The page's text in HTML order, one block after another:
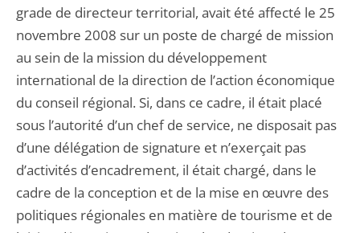
grade de directeur territorial, avait été affecté le 25
novembre 2008 sur un poste de chargé de mission
au sein de la mission du développement
international de la direction de l’action économique
du conseil régional. Si, dans ce cadre, il était placé
sous l’autorité d’un chef de service, ne disposait pas
d’une délégation de signature et n’exerçait pas
d’activités d’encadrement, il était chargé, dans le
cadre de la conception et de la mise en œuvre des
politiques régionales en matière de tourisme et de